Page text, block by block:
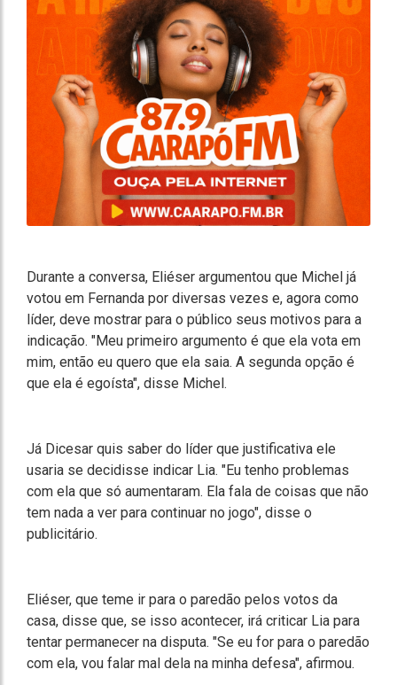
Durante a conversa, Eliéser argumentou que Michel já
votou em Fernanda por diversas vezes e, agora como
líder, deve mostrar para o público seus motivos para a
indicação. "Meu primeiro argumento é que ela vota em
mim, então eu quero que ela saia. A segunda opção é
que ela é egoísta", disse Michel.
Já Dicesar quis saber do líder que justificativa ele
usaria se decidisse indicar Lia. "Eu tenho problemas
com ela que só aumentaram. Ela fala de coisas que não
tem nada a ver para continuar no jogo", disse o
publicitário.
Eliéser, que teme ir para o paredão pelos votos da
casa, disse que, se isso acontecer, irá criticar Lia para
tentar permanecer na disputa. "Se eu for para o paredão
com ela, vou falar mal dela na minha defesa", afirmou.